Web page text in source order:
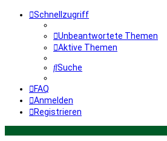
Schnellzugriff
Unbeantwortete Themen
Aktive Themen
Suche
FAQ
Anmelden
Registrieren